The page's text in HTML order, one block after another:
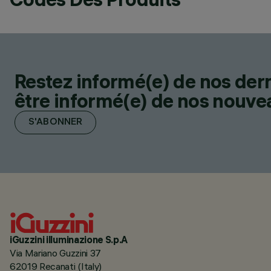
Restez informé(e) de nos
être informé(e) de nos
S'ABONNER
iGuzzini illuminazione S.p.A
Via Mariano Guzzini 37
62019 Recanati (Italy)